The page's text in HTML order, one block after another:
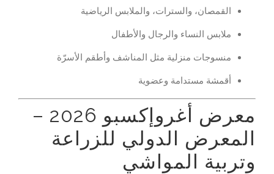
القمصان، والسترات، والملابس الرياضية
ملابس النساء والرجال والأطفال
منسوجات منزلية مثل المناشف وأطقم الأسرّة
أقمشة مستدامة وعضوية
معرض أغروإكسبو 2026 –
المعرض الدولي للزراعة
وتربية المواشي